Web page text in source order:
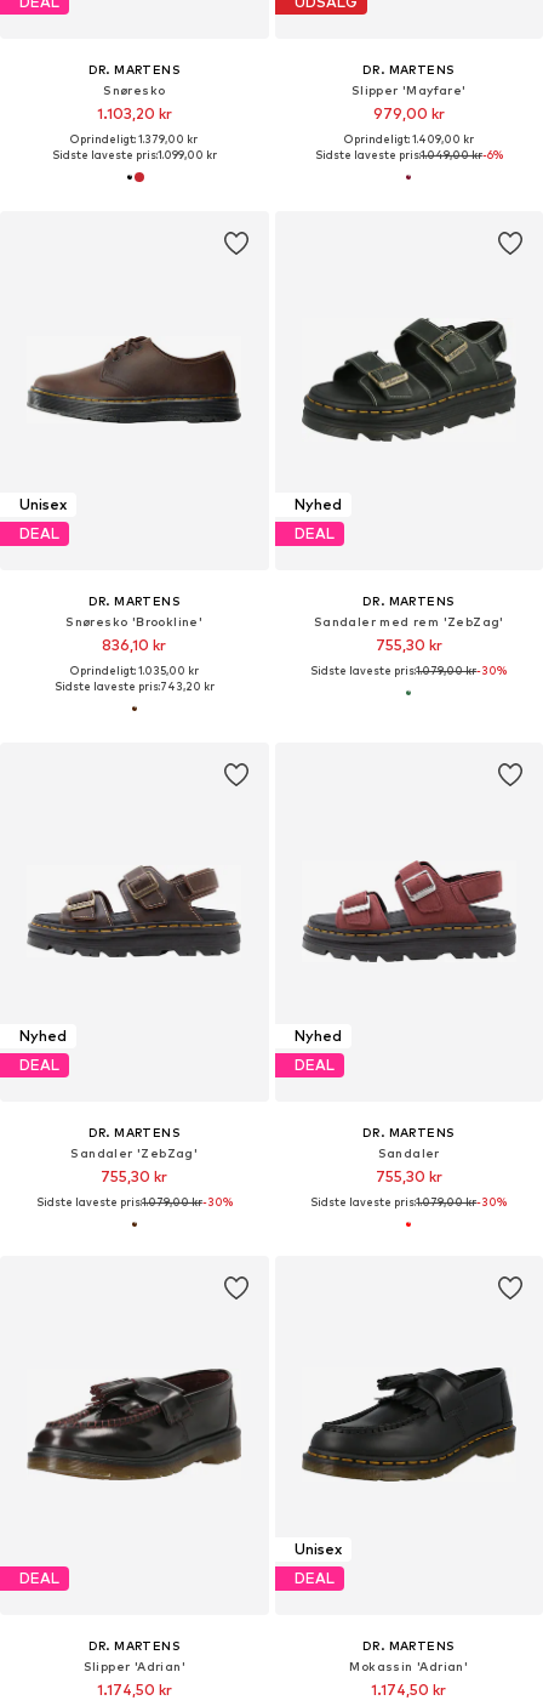
DR. MARTENS
Snøresko
1.103,20 kr
Oprindeligt: 1.379,00 kr
Sidste laveste pris:1.099,00 kr
DR. MARTENS
Slipper 'Mayfare'
979,00 kr
Oprindeligt: 1.409,00 kr
Sidste laveste pris:1.049,00 kr-6%
Unisex
DEAL
DR. MARTENS
Snøresko 'Brookline'
836,10 kr
Oprindeligt: 1.035,00 kr
Sidste laveste pris:743,20 kr
Nyhed
DEAL
DR. MARTENS
Sandaler med rem 'ZebZag'
755,30 kr
Sidste laveste pris:1.079,00 kr-30%
Nyhed
DEAL
DR. MARTENS
Sandaler 'ZebZag'
755,30 kr
Sidste laveste pris:1.079,00 kr-30%
Nyhed
DEAL
DR. MARTENS
Sandaler
755,30 kr
Sidste laveste pris:1.079,00 kr-30%
DEAL
DR. MARTENS
Slipper 'Adrian'
1.174,50 kr
Unisex
DEAL
DR. MARTENS
Mokassin 'Adrian'
1.174,50 kr